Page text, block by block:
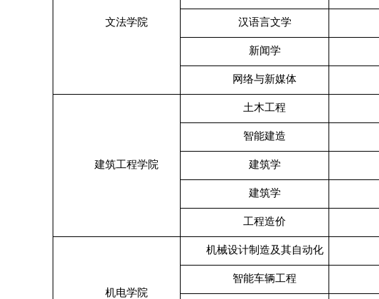
文法学院 汉语言文学
新闻学
网络与新媒体
建筑工程学院
土木工程
智能建造
建筑学
建筑学
工程造价
机电学院
机械设计制造及其自动化
智能车辆工程